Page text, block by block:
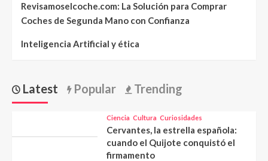
Revisamoselcoche.com: La Solución para Comprar
Coches de Segunda Mano con Confianza
Inteligencia Artificial y ética
Latest Popular Trending
Ciencia Cultura Curiosidades
Cervantes, la estrella española:
cuando el Quijote conquistó el
firmamento